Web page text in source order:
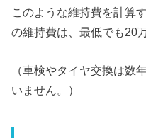
このような維持費を計算
の維持費は、最低でも20
（車検やタイヤ交換は数
いません。）